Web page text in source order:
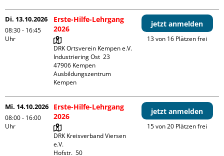
Di. 13.10.2026
08:30 - 16:45
Uhr
Erste-Hilfe-Lehrgang
2026
DRK Ortsverein Kempen e.V.
Industriering Ost  23
47906 Kempen
Ausbildungszentrum
Kempen
jetzt anmelden
13 von 16 Plätzen frei
Mi. 14.10.2026
08:00 - 16:00
Uhr
Erste-Hilfe-Lehrgang
2026
DRK Kreisverband Viersen
e.V.
Hofstr.  50
jetzt anmelden
15 von 20 Plätzen frei